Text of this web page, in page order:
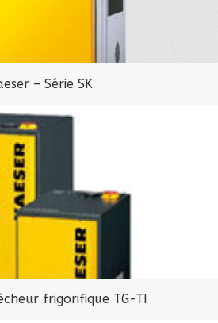
– Série SK
frigorifique TG-TI